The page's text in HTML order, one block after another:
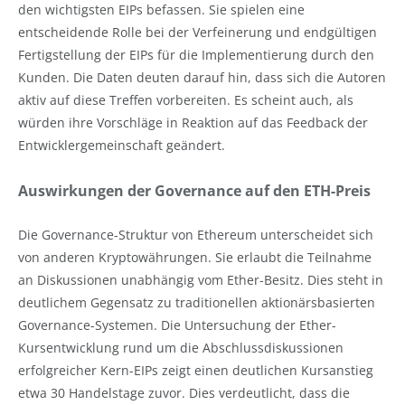
den wichtigsten EIPs befassen. Sie spielen eine
entscheidende Rolle bei der Verfeinerung und endgültigen
Fertigstellung der EIPs für die Implementierung durch den
Kunden. Die Daten deuten darauf hin, dass sich die Autoren
aktiv auf diese Treffen vorbereiten. Es scheint auch, als
würden ihre Vorschläge in Reaktion auf das Feedback der
Entwicklergemeinschaft geändert.
Auswirkungen der Governance auf den ETH-Preis
Die Governance-Struktur von Ethereum unterscheidet sich
von anderen Kryptowährungen. Sie erlaubt die Teilnahme
an Diskussionen unabhängig vom Ether-Besitz. Dies steht in
deutlichem Gegensatz zu traditionellen aktionärsbasierten
Governance-Systemen. Die Untersuchung der Ether-
Kursentwicklung rund um die Abschlussdiskussionen
erfolgreicher Kern-EIPs zeigt einen deutlichen Kursanstieg
etwa 30 Handelstage zuvor. Dies verdeutlicht, dass die